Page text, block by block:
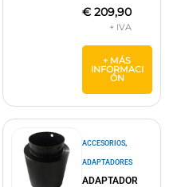
€209,90
+ MÁS
INFORMACI
ÓN
ACCESORIOS,
ADAPTADORES
ADAPTADOR